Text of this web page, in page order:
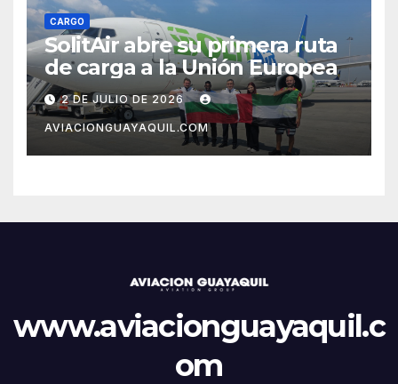
CARGO
SolitAir abre su primera ruta
de carga a la Unión Europea
2 DE JULIO DE 2026
AVIACIONGUAYAQUIL.COM
www.aviacionguayaquil.c
om